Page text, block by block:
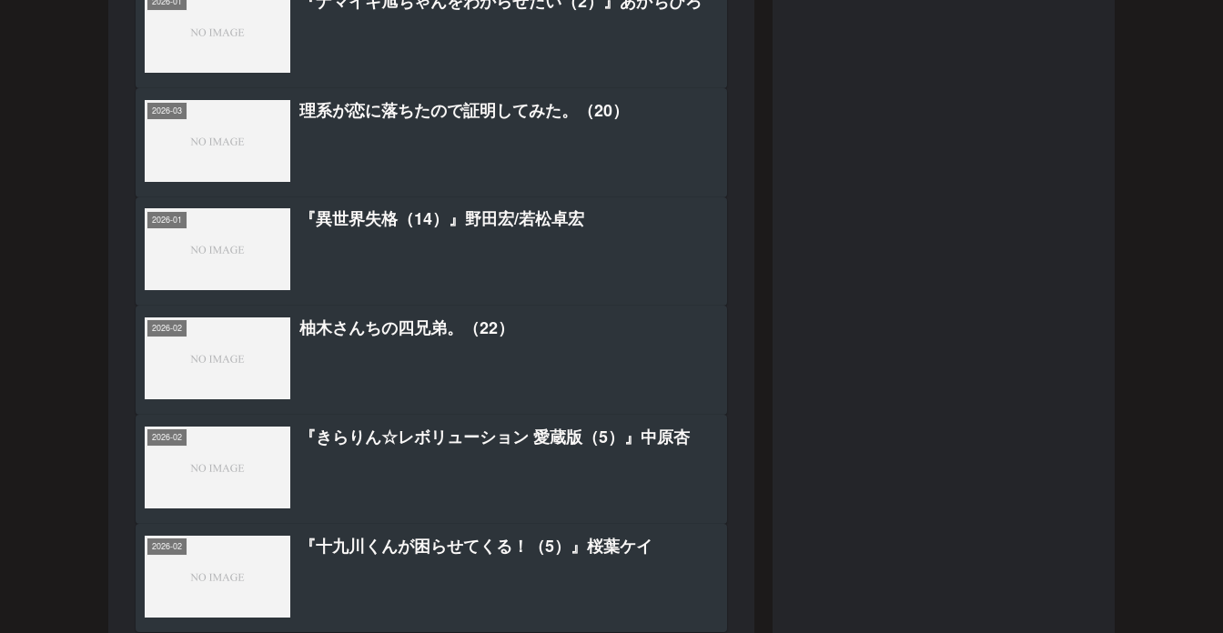
2026-03 理系が恋に落ちたので証明してみた。（20）
2026-01 『異世界失格（14）』野田宏/若松卓宏
2026-02 柚木さんちの四兄弟。（22）
2026-02 『きらりん☆レボリューション 愛蔵版（5）』中原杏
2026-02 『十九川くんが困らせてくる！（5）』桜葉ケイ